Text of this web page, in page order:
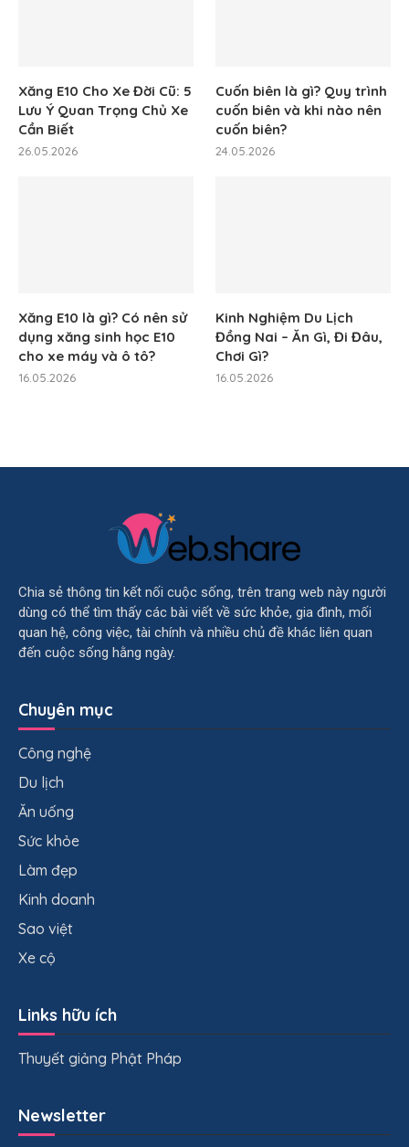
Xăng E10 Cho Xe Đời Cũ: 5
Lưu Ý Quan Trọng Chủ Xe
Cần Biết
26.05.2026
Cuốn biên là gì? Quy trình
cuốn biên và khi nào nên
cuốn biên?
24.05.2026
Xăng E10 là gì? Có nên sử
dụng xăng sinh học E10
cho xe máy và ô tô?
16.05.2026
Kinh Nghiệm Du Lịch
Đồng Nai – Ăn Gì, Đi Đâu,
Chơi Gì?
16.05.2026
Chia sẻ thông tin kết nối cuộc sống, trên trang web này người
dùng có thể tìm thấy các bài viết về sức khỏe, gia đình, mối
quan hệ, công việc, tài chính và nhiều chủ đề khác liên quan
đến cuộc sống hằng ngày.
Chuyên mục
Công nghệ
Du lịch
Ăn uống
Sức khỏe
Làm đẹp
Kinh doanh
Sao việt
Xe cộ
Links hữu ích
Thuyết giảng Phật Pháp
Newsletter